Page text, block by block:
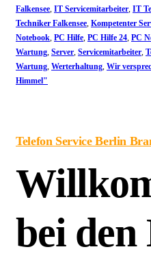
Falkensee IT Servicemitarbeiter IT
Techniker Falkensee Kompetenter
Notebook PC Hilfe PC Hilfe 24 PC
Wartung Server Servicemitarbeiter
Wartung Werterhaltung Wir
Himmel"
Telefon Service Berlin
bei